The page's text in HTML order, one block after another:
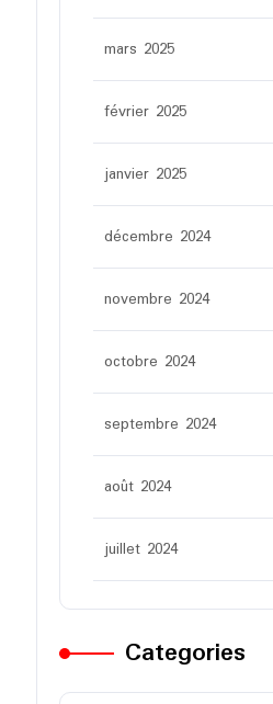
mars 2025
février 2025
janvier 2025
décembre 2024
novembre 2024
octobre 2024
septembre 2024
août 2024
juillet 2024
Categories